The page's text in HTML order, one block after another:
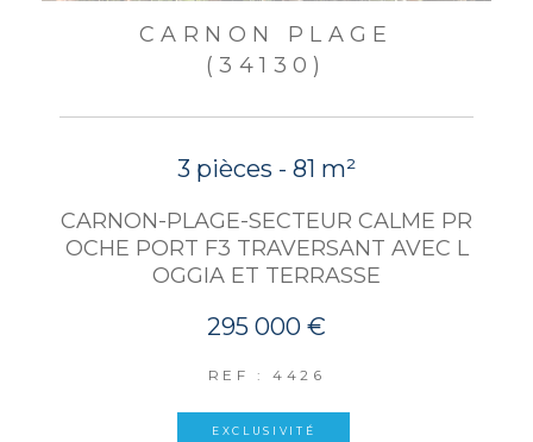
CARNON PLAGE
(34130)
3 pièces - 81 m²
CARNON-PLAGE-SECTEUR CALME PR
OCHE PORT F3 TRAVERSANT AVEC L
OGGIA ET TERRASSE
295 000 €
REF : 4426
EXCLUSIVITÉ